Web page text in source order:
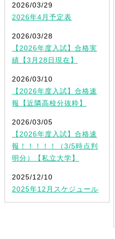
2026/03/29
2026年4月予定表
2026/03/28
【2026年度入試】合格実
績【3月28日現在】
2026/03/10
【2026年度入試】合格速
報【近隣高校分抜粋】
2026/03/05
【2026年度入試】合格速
報！！！！！（3/5時点判
明分）【私立大学】
2025/12/10
2025年12月スケジュール